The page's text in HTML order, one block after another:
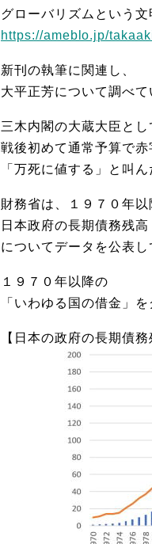
グローバリズムという文
https://ameblo.jp/
新刊の執筆に関連し、
大平正芳について調べて
三木内閣の大蔵大臣とし
戦後初めて通常予算で赤
「万死に値する」と叫
財務省は、１９７０年以
日本政府の長期債務残高
についてデータを公表し
１９７０年以降の
「いわゆる国の借金」
【日本の政府の長期債